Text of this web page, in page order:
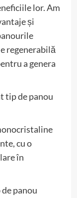
lor. Am
și
regenerabilă
a genera
tip de panou
cu o
în
panou